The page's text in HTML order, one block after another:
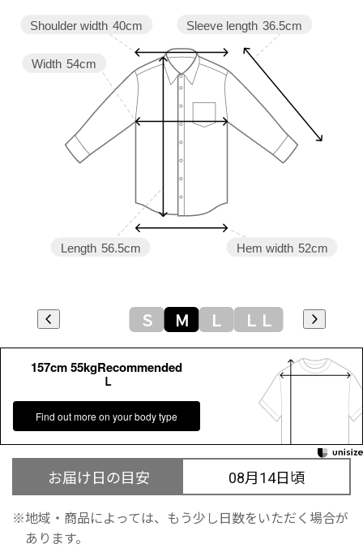
Hem width 52cm
Sleeve length 36.5cm
Length 56.5cm
Width 54cm
Shoulder width 40cm
Ｓ Ｍ Ｌ ＬＬ
157cm 55kgRecommended
Ｌ
Find out more on your body type
お届け日の目安 08月14日頃
地域・商品によっては、もう少し日数をいただく場合が
あります。